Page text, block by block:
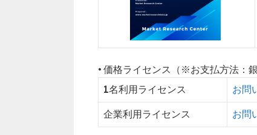
• 価格ライセンス（※お支払方法：
1名利用ライセンス
お問
企業利用ライセンス お問